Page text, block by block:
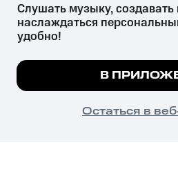
психотропных веществ, их
их незаконный оборот запрещён и
законодательством ответственность.
© 2026 ООО «КИОН».
Все права защищены
Мы используем куки, чтобы
Подробнее
ПОНЯТНО
Слушать музыку,
наслаждаться
удобно!
В
Остаться в